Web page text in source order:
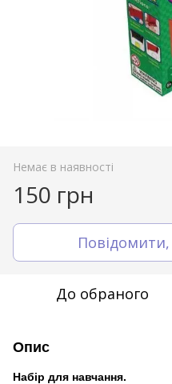
Немає в наявності
150 грн
До обраного
Опис
Набір для навчання.